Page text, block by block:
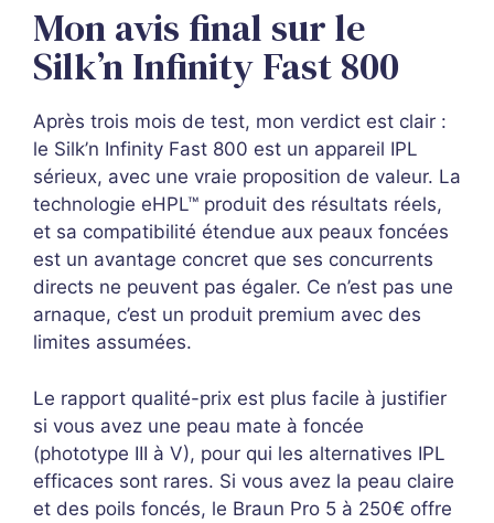
Mon avis final sur le
Silk’n Infinity Fast 800
Après trois mois de test, mon verdict est clair :
le Silk’n Infinity Fast 800 est un appareil IPL
sérieux, avec une vraie proposition de valeur. La
technologie eHPL™ produit des résultats réels,
et sa compatibilité étendue aux peaux foncées
est un avantage concret que ses concurrents
directs ne peuvent pas égaler. Ce n’est pas une
arnaque, c’est un produit premium avec des
limites assumées.
Le rapport qualité-prix est plus facile à justifier
si vous avez une peau mate à foncée
(phototype III à V), pour qui les alternatives IPL
efficaces sont rares. Si vous avez la peau claire
et des poils foncés, le Braun Pro 5 à 250€ offre